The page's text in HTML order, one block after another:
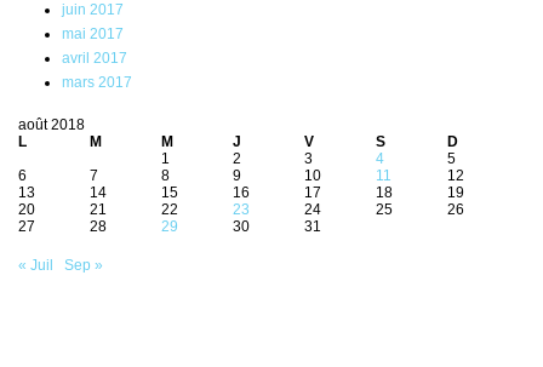
juin 2017
mai 2017
avril 2017
mars 2017
août 2018
L
M M J V S
D
1
2 3 4
5
6
7 8 9 10 11
12
13
14 15 16 17 18
19
20
21 22 23 24 25
26
27
28 29 30 31
« Juil Sep »